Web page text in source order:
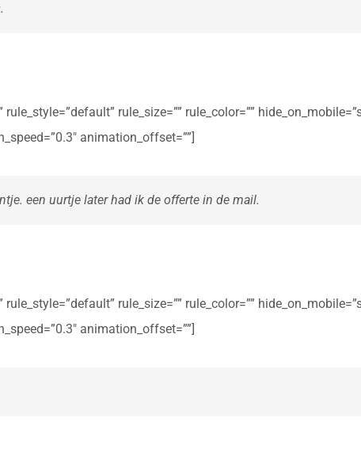
rule_size=”” rule_color=””
animation_offset=””]
een uurtje later had ik de offerte in de mail.
rule_size=”” rule_color=””
animation_offset=””]